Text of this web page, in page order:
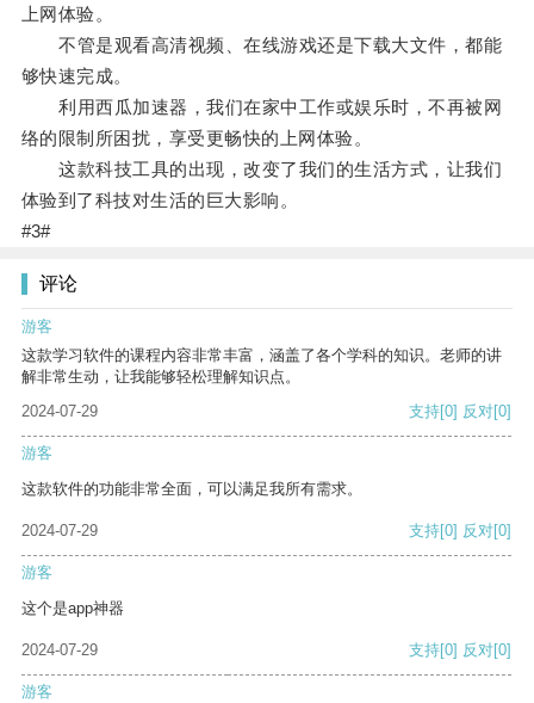
上网体验。
不管是观看高清视频、在线游戏还是下载大文件，都能
够快速完成。
利用西瓜加速器，我们在家中工作或娱乐时，不再被网
络的限制所困扰，享受更畅快的上网体验。
这款科技工具的出现，改变了我们的生活方式，让我们
体验到了科技对生活的巨大影响。
#3#
评论
游客
这款学习软件的课程内容非常丰富，涵盖了各个学科的知识。老师的讲
解非常生动，让我能够轻松理解知识点。
2024-07-29
支持[0] 反对[0]
游客
这款软件的功能非常全面，可以满足我所有需求。
2024-07-29 支持[0] 反对[0]
游客
这个是app神器
2024-07-29 支持[0] 反对[0]
游客